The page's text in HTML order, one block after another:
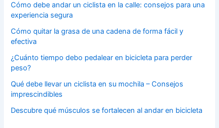
Cómo debe andar un ciclista en la calle: consejos para una
experiencia segura
Cómo quitar la grasa de una cadena de forma fácil y
efectiva
¿Cuánto tiempo debo pedalear en bicicleta para perder
peso?
Qué debe llevar un ciclista en su mochila – Consejos
imprescindibles
Descubre qué músculos se fortalecen al andar en bicicleta